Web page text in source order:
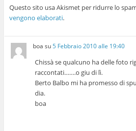
Questo sito usa Akismet per ridurre lo
vengono elaborati.
boa su5 Febbraio 2010 alle 19:40
Chissà se qualcuno ha delle foto
raccontati…….o giu di lì.
Berto Balbo mi ha promesso di
dia.
boa